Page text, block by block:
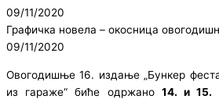
09/11/2020
Графичка новела – окосница
09/11/2020
Овогодишње 16. издање „Бункер
из гараже“ биће одржано 14. и 15.